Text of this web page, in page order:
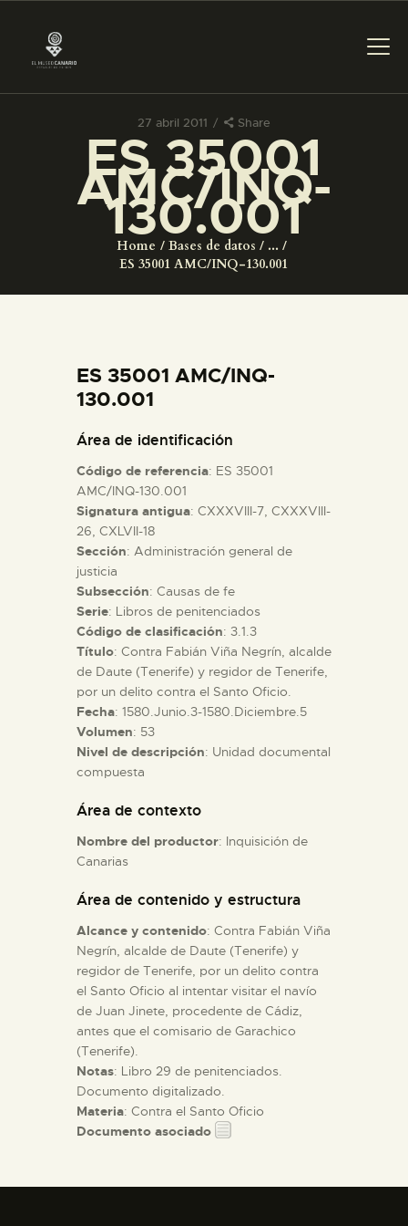
27 abril 2011 Share
ES 35001
AMC/INQ-
130.001
Home Bases de datos
...
ES 35001 AMC/INQ-130.001
PREPARAR LA VISITA
ACTIVIDADES
COLECCIONES
ESPAÑOL
PREPARAR LA VISITA
ACTIVIDADES
█
EL MUSEO
COLECCIONES
DIDÁCTICA
ESPAÑOL
ES 35001 AMC/INQ-
130.001
Área de identificación
Código de referencia: ES 35001
AMC/INQ-130.001
Signatura antigua: CXXXVIII-7, CXXXVIII-
26, CXLVII-18
Sección: Administración general de
justicia
Subsección: Causas de fe
Serie: Libros de penitenciados
Código de clasificación: 3.1.3
Título: Contra Fabián Viña Negrín, alcalde
de Daute (Tenerife) y regidor de Tenerife,
por un delito contra el Santo Oficio.
Fecha: 1580.Junio.3-1580.Diciembre.5
Volumen: 53
Nivel de descripción: Unidad documental
compuesta
Área de contexto
Nombre del productor: Inquisición de
Canarias
Área de contenido y estructura
Alcance y contenido: Contra Fabián Viña
Negrín, alcalde de Daute (Tenerife) y
regidor de Tenerife, por un delito contra
el Santo Oficio al intentar visitar el navío
de Juan Jinete, procedente de Cádiz,
antes que el comisario de Garachico
(Tenerife).
Notas: Libro 29 de penitenciados.
Documento digitalizado.
Materia: Contra el Santo Oficio
Documento asociado